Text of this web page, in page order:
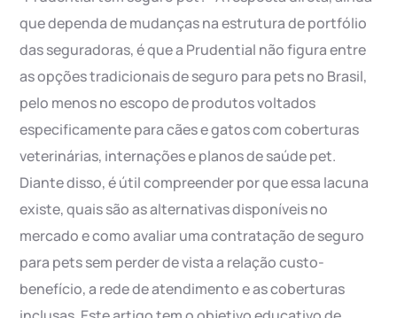
que dependa de mudanças na estrutura de portfólio
das seguradoras, é que a Prudential não figura entre
as opções tradicionais de seguro para pets no Brasil,
pelo menos no escopo de produtos voltados
especificamente para cães e gatos com coberturas
veterinárias, internações e planos de saúde pet.
Diante disso, é útil compreender por que essa lacuna
existe, quais são as alternativas disponíveis no
mercado e como avaliar uma contratação de seguro
para pets sem perder de vista a relação custo-
benefício, a rede de atendimento e as coberturas